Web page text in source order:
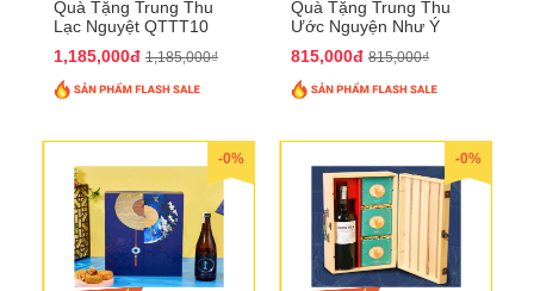
Quà Tặng Trung Thu
Lạc Nguyệt QTTT10
1,185,000đ 1,185,000₫
Quà Tặng Trung Thu
Ước Nguyện Như Ý
815,000đ 815,000₫
-0% -0%